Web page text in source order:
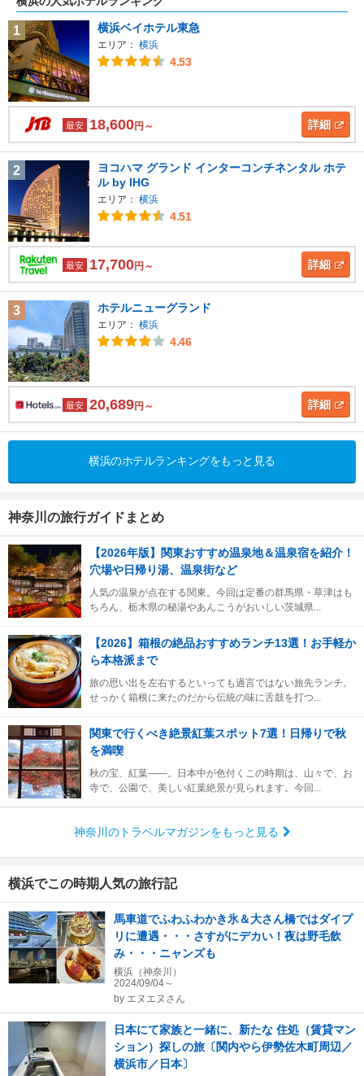
1 横浜ベイホテル東急
エリア： 横浜
4.53
最安 18,600円～ 詳細
2
ヨコハマ グランド インターコンチネンタル ホテ
ル by IHG
エリア： 横浜
4.51
最安 17,700円～ 詳細
3 ホテルニューグランド
エリア： 横浜
4.46
最安 20,689円～ 詳細
横浜のホテルランキングをもっと見る
神奈川の旅行ガイドまとめ
【2026年版】関東おすすめ温泉地＆温泉宿を紹介！
穴場や日帰り湯、温泉街など
人気の温泉が点在する関東。今回は定番の群馬県・草津はも
ちろん、栃木県の秘湯やあんこうがおいしい茨城県...
【2026】箱根の絶品おすすめランチ13選！お手軽か
ら本格派まで
旅の思い出を左右するといっても過言ではない旅先ランチ。
せっかく箱根に来たのだから伝統の味に舌鼓を打つ...
関東で行くべき絶景紅葉スポット7選！日帰りで秋
を満喫
秋の宝、紅葉――。日本中が色付くこの時期は、山々で、お
寺で、公園で、美しい紅葉絶景が見られます。今回...
神奈川のトラベルマガジンをもっと見る
横浜でこの時期人気の旅行記
馬車道でふわふわかき氷＆大さん橋ではダイプ
リに遭遇・・・さすがにデカい！夜は野毛飲
み・・・ニャンズも
横浜（神奈川）
2024/09/04～
by エヌエヌさん
日本にて家族と一緒に、新たな 住処（賃貸マン
ション）探しの旅〔関内やら伊勢佐木町周辺／
横浜市／日本〕